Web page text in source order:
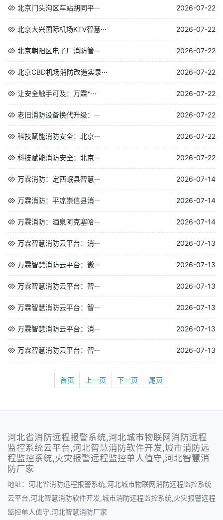
北京门头沟区车站胡同平··· 2026-07-22
北京大兴国际机场KTV智慧··· 2026-07-22
北京朝阳区电子厂消防管··· 2026-07-22
北京CBD机场消防改造实录··· 2026-07-22
让安全触手可及：万霖*··· 2026-07-22
老旧消防设备换代升级：··· 2026-07-22
科技赋能消防安全：北京··· 2026-07-22
科技赋能消防安全：北京··· 2026-07-22
万霖消防：定西岷县智慧··· 2026-07-14
万霖消防：平凉崇信县消··· 2026-07-14
万霖消防：酒泉阿克塞哈··· 2026-07-14
万霖智慧消防云平台：消··· 2026-07-13
万霖智慧消防云平台：微··· 2026-07-13
万霖智慧消防云平台：智··· 2026-07-13
万霖智慧消防云平台：智··· 2026-07-13
万霖智慧消防云平台：消··· 2026-07-13
万霖智慧消防云平台：智··· 2026-07-13
首页 上一页 下一页 尾页
河北省消防远程报警系统,河北城市物联网消防远程
监控系统云平台,河北智慧消防软件开发,城市消防远
程监控系统,火灾报警远程监控单人值守,河北智慧消
防厂家
地址：河北省消防远程报警系统,河北城市物联网消防远程监控系统
云平台,河北智慧消防软件开发,城市消防远程监控系统,火灾报警远程
监控单人值守,河北智慧消防厂家